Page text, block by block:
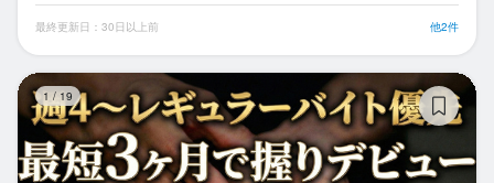
最終更新日：30日以上前 他2件
1 / 19